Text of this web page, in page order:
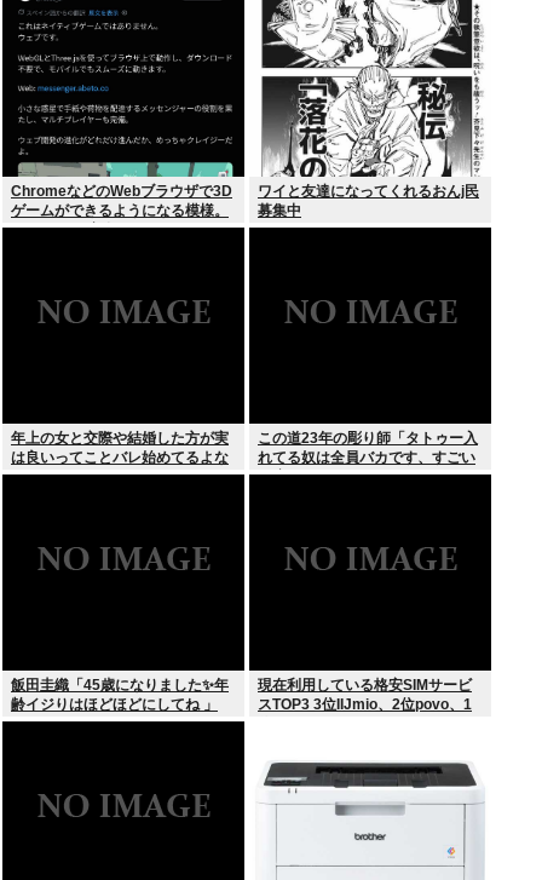
ChromeなどのWebブラウザで3D
ゲームができるようになる模様。
Windowsは完全不要に
ワイと友達になってくれるおんj民
募集中
年上の女と交際や結婚した方が実
は良いってことバレ始めてるよな
この道23年の彫り師「タトゥー入
れてる奴は全員バカです、すごい
民度低い」
飯田圭織「45歳になりました✨年
齢イジりはほどほどにしてね 」
現在利用している格安SIMサービ
スTOP3 3位IIJmio、2位povo、1